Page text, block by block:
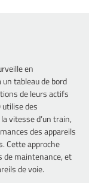
en
un tableau de bord
de leurs actifs
des
vitesse d’un train,
des appareils
Cette approche
de maintenance, et
de voie.